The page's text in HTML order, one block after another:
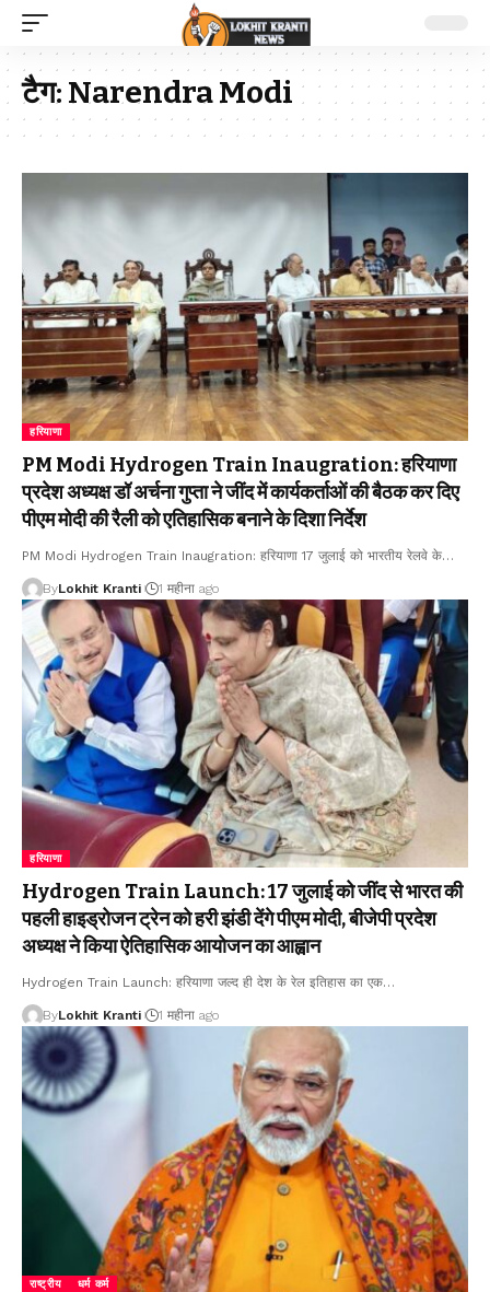
टैग: Narendra Modi
हरियाणा
PM Modi Hydrogen Train Inaugration: हरियाणा
प्रदेश अध्यक्ष डॉ अर्चना गुप्ता ने जींद में कार्यकर्ताओं की बैठक कर दिए
पीएम मोदी की रैली को एतिहासिक बनाने के दिशा निर्देश
PM Modi Hydrogen Train Inaugration: हरियाणा 17 जुलाई को भारतीय रेलवे के…
ByLokhit Kranti 1 महीना ago
हरियाणा
Hydrogen Train Launch: 17 जुलाई को जींद से भारत की
पहली हाइड्रोजन ट्रेन को हरी झंडी देंगे पीएम मोदी, बीजेपी प्रदेश
अध्यक्ष ने किया ऐतिहासिक आयोजन का आह्वान
Hydrogen Train Launch: हरियाणा जल्द ही देश के रेल इतिहास का एक…
ByLokhit Kranti 1 महीना ago
राष्ट्रीय धर्म कर्म